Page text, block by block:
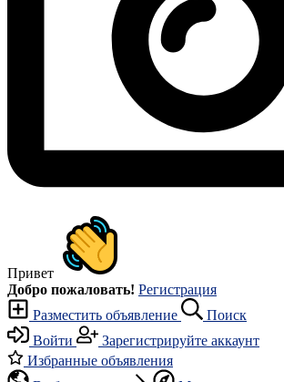
Привет
Добро пожаловать! Регистрация
Разместить объявление
Поиск
Войти
Зарегистрируйте аккаунт
Избранные объявления